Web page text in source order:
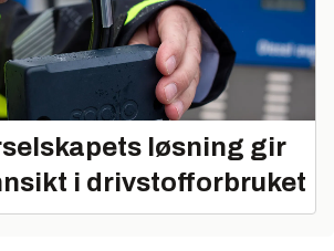
løsning gir
i drivstofforbruket